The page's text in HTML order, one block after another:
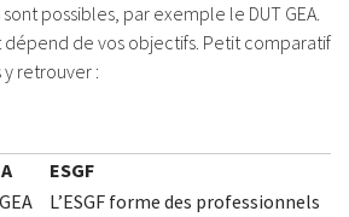
possibles, par exemple le DUT GEA.
dépend de vos objectifs. Petit comparatif
y retrouver :
ESGF
L’ESGF forme des professionnels